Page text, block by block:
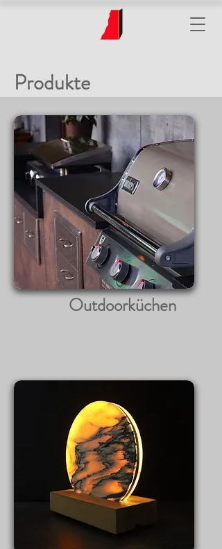
Produkte
Outdoorküchen